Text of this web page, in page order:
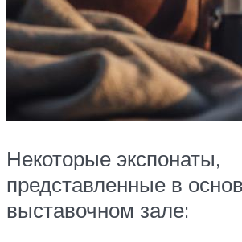
Некоторые экспонаты,
представленные в
выставочном зале: